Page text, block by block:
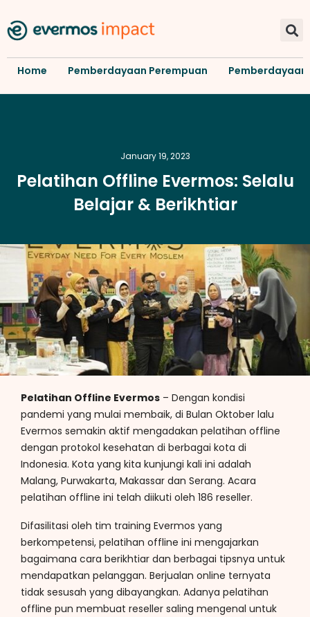
Home Pemberdayaan Perempuan Pemberdayaan
January 19, 2023
Pelatihan Offline Evermos: Selalu
Belajar & Berikhtiar
Pelatihan Offline Evermos – Dengan kondisi
pandemi yang mulai membaik, di Bulan Oktober lalu
Evermos semakin aktif mengadakan pelatihan offline
dengan protokol kesehatan di berbagai kota di
Indonesia. Kota yang kita kunjungi kali ini adalah
Malang, Purwakarta, Makassar dan Serang. Acara
pelatihan offline ini telah diikuti oleh 186 reseller.
Difasilitasi oleh tim training Evermos yang
berkompetensi, pelatihan offline ini mengajarkan
bagaimana cara berikhtiar dan berbagai tipsnya untuk
mendapatkan pelanggan. Berjualan online ternyata
tidak sesusah yang dibayangkan. Adanya pelatihan
offline pun membuat reseller saling mengenal untuk